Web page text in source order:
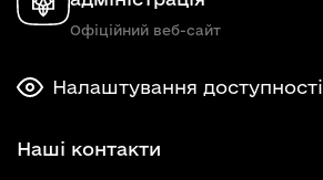
Офіційний веб-сайт
Налаштування доступності
Наші контакти